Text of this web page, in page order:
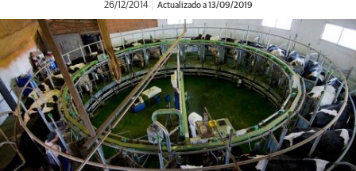
26/12/2014 Actualizado a 13/09/2019